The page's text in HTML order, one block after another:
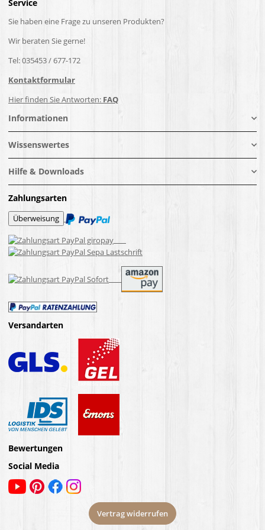
Service
Sie haben eine Frage zu unseren Produkten?
Wir beraten Sie gerne!
Tel: 035453 / 677-172
Kontaktformular
Hier finden Sie Antworten: FAQ
Informationen
Wissenswertes
Hilfe & Downloads
Zahlungsarten
Versandarten
Bewertungen
Social Media
Vertrag widerrufen